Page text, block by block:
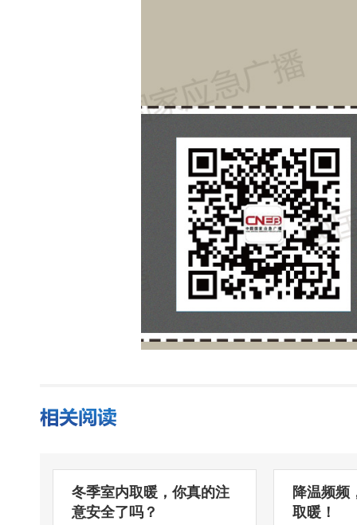
冬季室内取暖，你真的注
意安全了吗？
降温频频
取暖！